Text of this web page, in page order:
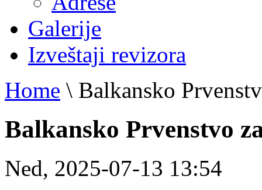
Galerije
Izveštaji revizora
Home \ Balkansko
Balkansko Prvenstvo
Ned, 2025-07-13 13:54